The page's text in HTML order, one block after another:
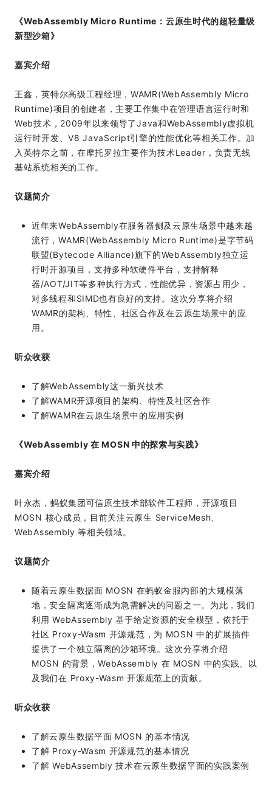
《WebAssembly Micro Runtime：云原生时代的超轻量级
新型沙箱》
嘉宾介绍
王鑫，英特尔高级工程经理，WAMR(WebAssembly Micro
Runtime)项目的创建者，主要工作集中在管理语言运行时和
Web技术，2009年以来领导了Java和WebAssembly虚拟机
运行时开发、V8 JavaScript引擎的性能优化等相关工作。加
入英特尔之前，在摩托罗拉主要作为技术Leader，负责无线
基站系统相关的工作。
议题简介
近年来WebAssembly在服务器侧及云原生场景中越来越
流行，WAMR(WebAssembly Micro Runtime)是字节码
联盟(Bytecode Alliance)旗下的WebAssembly独立运
行时开源项目，支持多种软硬件平台，支持解释
器/AOT/JIT等多种执行方式，性能优异，资源占用少，
对多线程和SIMD也有良好的支持。这次分享将介绍
WAMR的架构、特性、社区合作及在云原生场景中的应
用。
听众收获
了解WebAssembly这一新兴技术
了解WAMR开源项目的架构、特性及社区合作
了解WAMR在云原生场景中的应用实例
《WebAssembly 在 MOSN 中的探索与实践》
嘉宾介绍
叶永杰，蚂蚁集团可信原生技术部软件工程师，开源项目
MOSN 核心成员，目前关注云原生 ServiceMesh、
WebAssembly 等相关领域。
议题简介
随着云原生数据面 MOSN 在蚂蚁金服内部的大规模落
地，安全隔离逐渐成为急需解决的问题之一。为此，我们
利用 WebAssembly 基于给定资源的安全模型，依托于
社区 Proxy-Wasm 开源规范，为 MOSN 中的扩展插件
提供了一个独立隔离的沙箱环境。这次分享将介绍
MOSN 的背景，WebAssembly 在 MOSN 中的实践、以
及我们在 Proxy-Wasm 开源规范上的贡献。
听众收获
了解云原生数据平面 MOSN 的基本情况
了解 Proxy-Wasm 开源规范的基本情况
了解 WebAssembly 技术在云原生数据平面的实践案例